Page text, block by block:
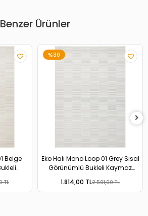
Benzer Ürünler
Beige
TL
%30
Eko Halı Mono Loop 01 Grey Sisal
Görünümlü Bukleli Kaymaz
1.814,00 TL2.591,00 TL